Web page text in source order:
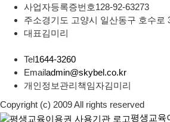
사업자등록증번호128-92-63273
주소경기도 고양시 일산동구 호수로
대표김미리
Tel 1644-3260
Emailadmin@skybel.co.kr
개인정보관리책임자김미리
Copyright (c) 2009 All rights reserved
평생교육